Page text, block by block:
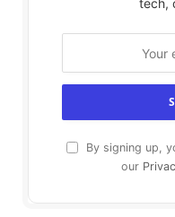
tech,
By signing up,
our